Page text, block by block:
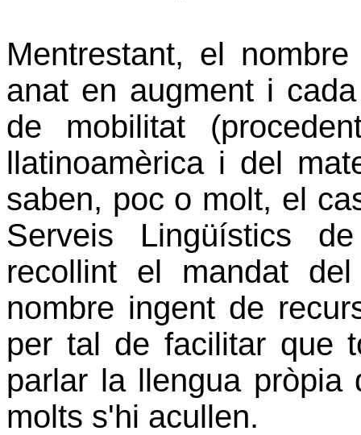
Mentrestant, el
anat en augment i
de mobilitat
llatinoamèrica i del
saben, poc o molt, el
Serveis Lingüístics
recollint el mandat
nombre ingent de
per tal de facilitar que
parlar la llengua
molts s'hi acullen.